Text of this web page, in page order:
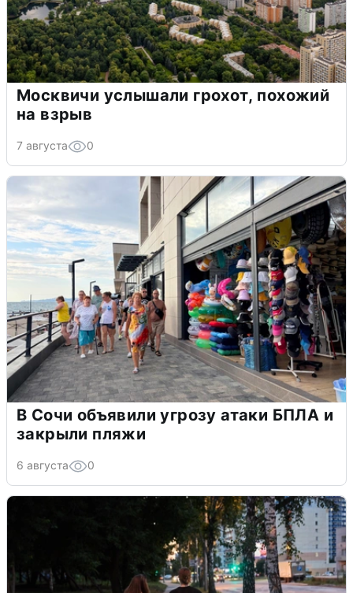
Москвичи услышали грохот, похожий
на взрыв
7 августа 0
В Сочи объявили угрозу атаки БПЛА и
закрыли пляжи
6 августа 0